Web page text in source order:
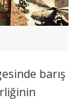
barış